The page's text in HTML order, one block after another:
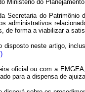
do Ministério do
Secretaria do
administrativos
de forma a viabilizar
neste artigo,
oficial ou com a
para a dispensa de